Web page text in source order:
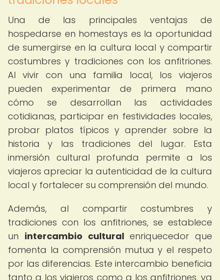
Una de las principales ventajas de
hospedarse en homestays es la oportunidad
de sumergirse en la cultura local y compartir
costumbres y tradiciones con los anfitriones.
Al vivir con una familia local, los viajeros
pueden experimentar de primera mano
cómo se desarrollan las actividades
cotidianas, participar en festividades locales,
probar platos típicos y aprender sobre la
historia y las tradiciones del lugar. Esta
inmersión cultural profunda permite a los
viajeros apreciar la autenticidad de la cultura
local y fortalecer su comprensión del mundo.
Además, al compartir costumbres y
tradiciones con los anfitriones, se establece
un intercambio culturalenriquecedor que
fomenta la comprensión mutua y el respeto
por las diferencias. Este intercambio beneficia
tanto a los viajeros como a los anfitriones, ya